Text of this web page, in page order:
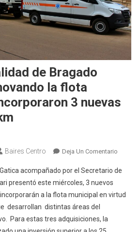
de Bragado
la flota
3 nuevas
Baires Centro Deja Un ComentarioEn
acompañado por el Secretario de
presentó este miércoles, 3 nuevos
a la flota municipal en virtud
desarrollan distintas áreas del
Para estas tres adquisiciones, la